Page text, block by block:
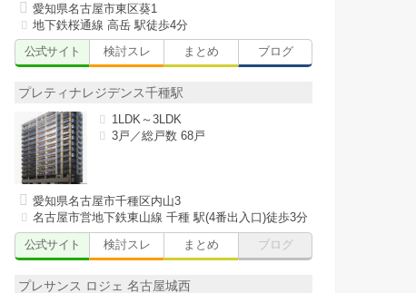
愛知県名古屋市東区葵1
地下鉄桜通線 高岳 駅徒歩4分
公式サイト
検討スレ まとめ ブログ
プレティナレジデンス千種駅
1LDK～3LDK
3戸／総戸数 68戸
愛知県名古屋市千種区内山3
名古屋市営地下鉄東山線 千種 駅(4番出入口)徒歩3分
公式サイト
検討スレ まとめ ブログ
プレサンス ロジェ 名古屋城西